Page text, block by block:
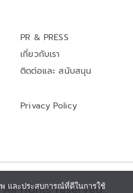
PR & PRESS
เกี่ยวกับเรา
ติดต่อและ สนับสนุน
Privacy Policy
และประสบการณ์ที่ดีในการใช้